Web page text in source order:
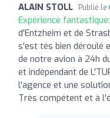
ALAIN STOLL Publié le
Expérience fantastique:
d'Entzheim et de
s'est tés bien déroulé
de notre avion à 24h
et indépendant de
l'agence et une
Très compétent et à